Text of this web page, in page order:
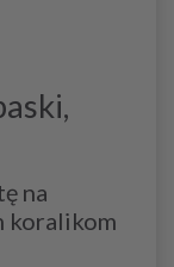
na
koralikom